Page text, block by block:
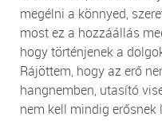
megélni a könnyed,
most ez a hozzáállás
hogy történjenek a
Rájöttem, hogy az erő
hangnemben, utasító
nem kell mindig erősnek